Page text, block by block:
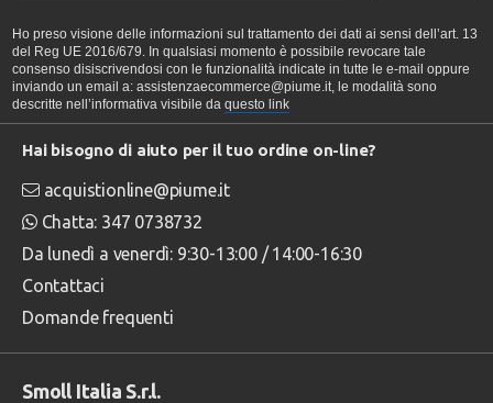
Ho preso visione delle informazioni sul trattamento dei dati ai sensi dell’art. 13
del Reg UE 2016/679. In qualsiasi momento è possibile revocare tale
consenso disiscrivendosi con le funzionalità indicate in tutte le e-mail oppure
inviando un email a: assistenzaecommerce@piume.it, le modalità sono
descritte nell’informativa visibile da questo link
Hai bisogno di aiuto per il tuo ordine on-line?
acquistionline@piume.it
Chatta: 347 0738732
Da lunedì a venerdì: 9:30-13:00 / 14:00-16:30
Contattaci
Domande frequenti
Smoll Italia S.r.l.